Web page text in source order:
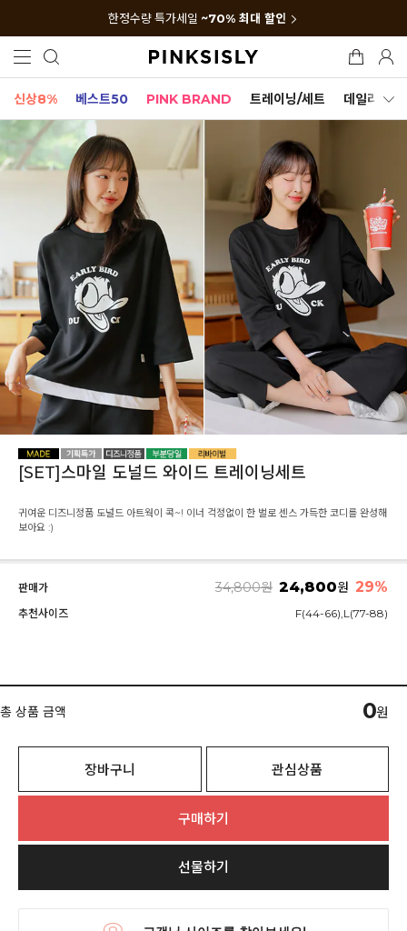
한정수량 특가세일 ~70% 최대 할인
신상8% 베스트50 PINK BRAND 트레이닝/세트 데일리세트
[SET]스마일 도널드 와이드 트레이닝세트
귀여운 디즈니정품 도널드 아트웍이 콕~! 이너 걱정없이 한 벌로 센스 가득한 코디를 완성해
보아요 :)
판매가 34,800원 24,800원 29%
추천사이즈 F(44-66),L(77-88)
총 상품 금액 0원
장바구니 관심상품
구매하기
선물하기